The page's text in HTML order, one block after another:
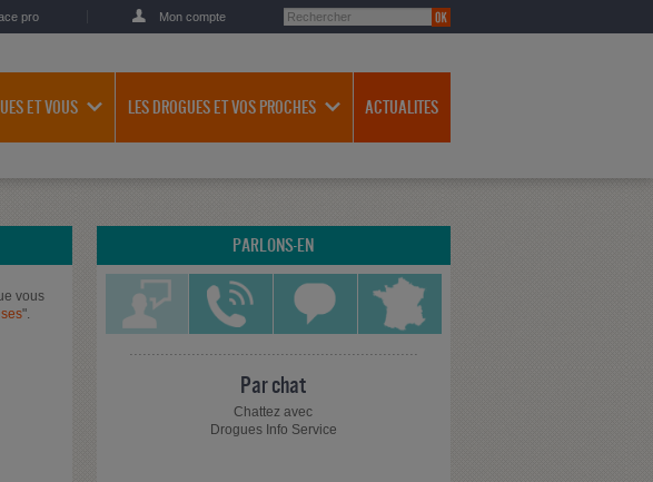
pro Mon compte
ET VOUS LES DROGUES ET VOS PROCHES ACTUALITES
vous
".
PARLONS-EN
Par chat
Chattez avec
Drogues Info Service